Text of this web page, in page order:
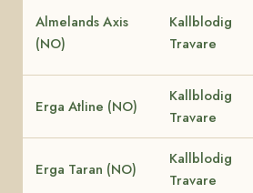
Almelands Axis
(NO)
Kallblodig
Travare
Erga Atline (NO)
Kallblodig
Travare
Erga Taran (NO)
Kallblodig
Travare